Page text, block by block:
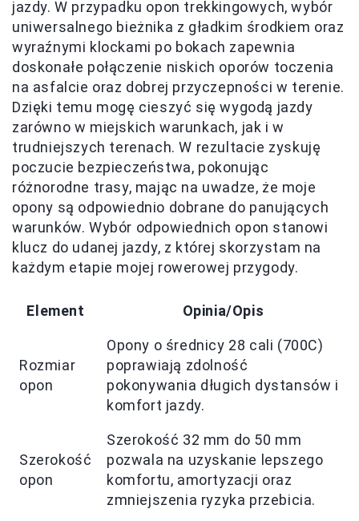
jazdy. W przypadku opon trekkingowych, wybór
uniwersalnego bieżnika z gładkim środkiem oraz
wyraźnymi klockami po bokach zapewnia
doskonałe połączenie niskich oporów toczenia
na asfalcie oraz dobrej przyczepności w terenie.
Dzięki temu mogę cieszyć się wygodą jazdy
zarówno w miejskich warunkach, jak i w
trudniejszych terenach. W rezultacie zyskuję
poczucie bezpieczeństwa, pokonując
różnorodne trasy, mając na uwadze, że moje
opony są odpowiednio dobrane do panujących
warunków. Wybór odpowiednich opon stanowi
klucz do udanej jazdy, z której skorzystam na
każdym etapie mojej rowerowej przygody.
Element Opinia/Opis
Rozmiar
opon
Opony o średnicy 28 cali (700C)
poprawiają zdolność
pokonywania długich dystansów i
komfort jazdy.
Szerokość
opon
Szerokość 32 mm do 50 mm
pozwala na uzyskanie lepszego
komfortu, amortyzacji oraz
zmniejszenia ryzyka przebicia.